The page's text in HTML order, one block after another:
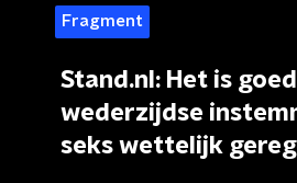
Fragment
Stand.nl: Het is
wederzijdse
seks wettelijk